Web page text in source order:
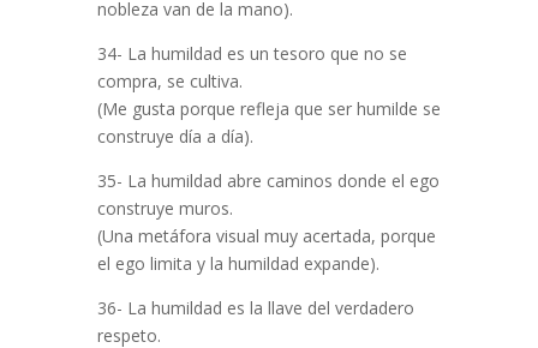
nobleza van de la mano).
34- La humildad es un tesoro que no se
compra, se cultiva.
(Me gusta porque refleja que ser humilde se
construye día a día).
35- La humildad abre caminos donde el ego
construye muros.
(Una metáfora visual muy acertada, porque
el ego limita y la humildad expande).
36- La humildad es la llave del verdadero
respeto.